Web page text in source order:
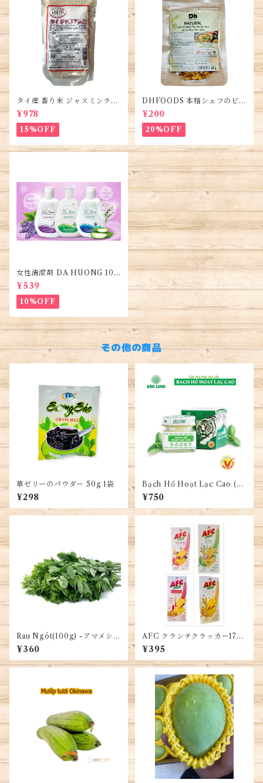
タイ産 香り米 ジャスミンライ
ス450g (2袋)・Thai Jasmine
Rice・Gao Thai
¥978
15%OFF
DHFOODS 本格シェフのビー
フフォーのセット・Gia Vị Ph
ở Bò Hà Nội
¥200
20%OFF
女性清潔剤 DA HUONG 100
ml 1本・Women's Cleanse
r・Dung dịch vệ sinh phụ n
ữ
¥539
10%OFF
その他の商品
草ゼリーのパウダー 50g 1袋
¥298
Bạch Hổ Hoạt Lạc Cao (C
ao Hổ) 20G ・白虎活絡膏
タイガーバーム・ White Tig
er Balm Tigre Blanc
¥750
Rau Ngót(100g) -アマメシバ
- Moringa
¥360
AFC クランチクラッカー172
G(8袋入り)・AFC Bánh Cra
cker 172G (8 gói nhỏ)
¥395